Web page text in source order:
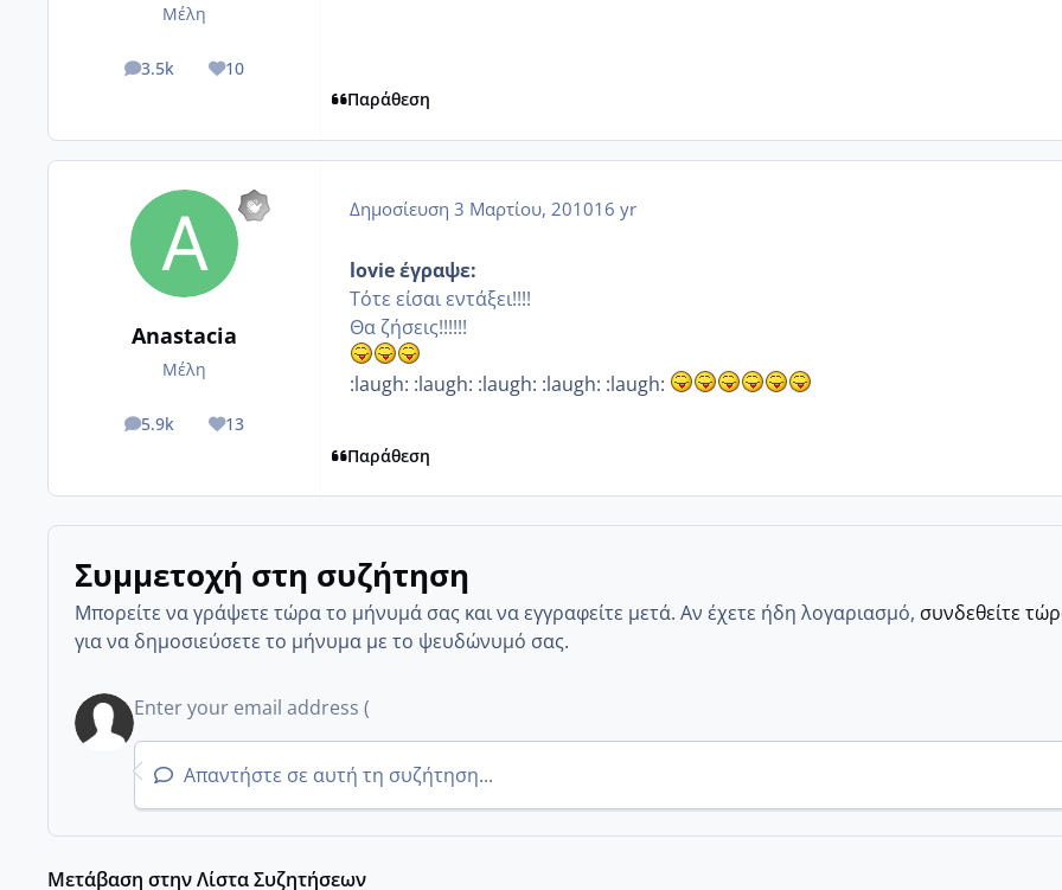
Μέλη
3.5k
posts 10
Reputation
Παράθεση
Anastacia
Μέλη
5.9k
posts 13
Reputation
Δημοσίευση 3 Μαρτίου, 201016 yr
lovie έγραψε:
Τότε είσαι εντάξει!!!!
Θα ζήσεις!!!!!!
:laugh: :laugh: :laugh: :laugh: :laugh:
Παράθεση
Συμμετοχή στη συζήτηση
Μπορείτε να γράψετε τώρα το μήνυμά σας και να εγγραφείτε μετά. Αν έχετε ήδη λογαριασμό, συνδεθείτε
για να δημοσιεύσετε το μήνυμα με το ψευδώνυμό σας.
Απαντήστε σε αυτή τη συζήτηση...
Μετάβαση στην Λίστα Συζητήσεων